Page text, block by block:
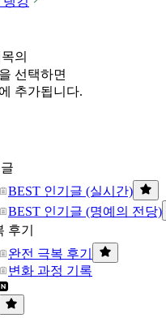
의
선택하면
추가됩니다.
BEST 인기글 (실시간)
BEST 인기글 (명예의 전당)
후기
완전 극복 후기
변화 과정 기록